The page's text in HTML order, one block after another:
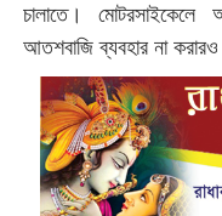
চালাতে।
আতশবাজি ব্যবহার না